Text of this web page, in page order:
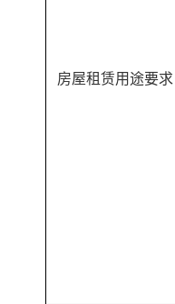
房屋租赁用途要求